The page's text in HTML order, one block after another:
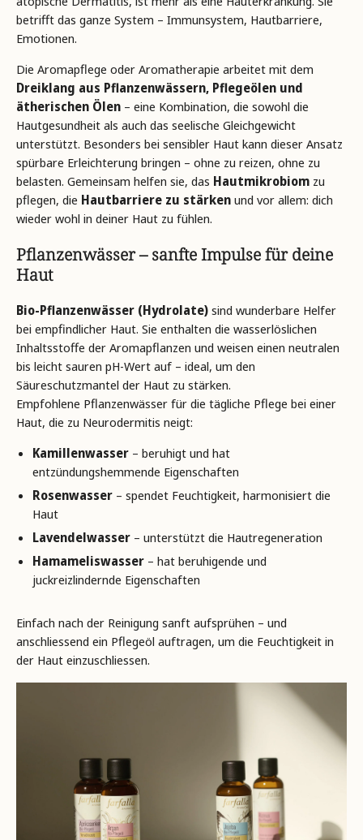
betrifft das ganze System – Immunsystem, Hautbarriere,
Emotionen.
Die Aromapflege oder Aromatherapie arbeitet mit dem
Dreiklang aus Pflanzenwässern, Pflegeölen und
ätherischen Ölen – eine Kombination, die sowohl die
Hautgesundheit als auch das seelische Gleichgewicht
unterstützt. Besonders bei sensibler Haut kann dieser Ansatz
spürbare Erleichterung bringen – ohne zu reizen, ohne zu
belasten. Gemeinsam helfen sie, das Hautmikrobiom zu
pflegen, die Hautbarriere zu stärken und vor allem: dich
wieder wohl in deiner Haut zu fühlen.
Pflanzenwässer – sanfte Impulse für deine
Haut
Bio-Pflanzenwässer (Hydrolate) sind wunderbare Helfer
bei empfindlicher Haut. Sie enthalten die wasserlöslichen
Inhaltsstoffe der Aromapflanzen und weisen einen neutralen
bis leicht sauren pH-Wert auf – ideal, um den
Säureschutzmantel der Haut zu stärken.
Empfohlene Pflanzenwässer für die tägliche Pflege bei einer
Haut, die zu Neurodermitis neigt:
Kamillenwasser – beruhigt und hat
entzündungshemmende Eigenschaften
Rosenwasser – spendet Feuchtigkeit, harmonisiert die
Haut
Lavendelwasser – unterstützt die Hautregeneration
Hamameliswasser – hat beruhigende und
juckreizlindernde Eigenschaften
Einfach nach der Reinigung sanft aufsprühen – und
anschliessend ein Pflegeöl auftragen, um die Feuchtigkeit in
der Haut einzuschliessen.